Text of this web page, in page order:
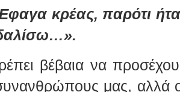
κρέ­ας, πα­ρό­τι
βέ­βαια να
μας, αλλά